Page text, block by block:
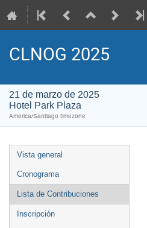
CLNOG 2025
21 de marzo de 2025
Hotel Park Plaza
America/Santiago timezone
Vista general
Cronograma
Lista de Contribuciones
Inscripción